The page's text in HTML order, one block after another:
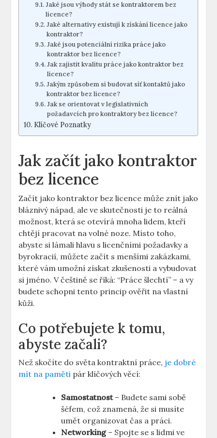
Jaké jsou výhody stát se kontraktorem bez
licence?
Jaké alternativy existují k získání licence jako
kontraktor?
Jaké jsou potenciální rizika práce jako
kontraktor bez licence?
Jak zajistit kvalitu práce jako kontraktor bez
licence?
Jakým způsobem si budovat síť kontaktů jako
kontraktor bez licence?
Jak se orientovat v legislativních
požadavcích pro kontraktory bez licence?
Klíčové Poznatky
Jak začít jako kontraktor
bez licence
Začít jako kontraktor bez licence může znít jako
bláznivý nápad, ale ve skutečnosti je to reálná
možnost, která se otevírá mnoha lidem, kteří
chtějí pracovat na volné noze. Místo toho,
abyste si lámali hlavu s licenčními požadavky a
byrokracií, můžete začít s menšími zakázkami,
které vám umožní získat zkušenosti a vybudovat
si jméno. V češtině se říká: “Práce šlechtí” – a vy
budete schopni tento princip ověřit na vlastní
kůži.
Co potřebujete k tomu,
abyste začali?
Než skočíte do světa kontraktní práce, je dobré
mít na paměti pár klíčových věcí:
Samostatnost– Budete sami sobě
šéfem, což znamená, že si musíte
umět organizovat čas a práci.
Networking– Spojte se s lidmi ve